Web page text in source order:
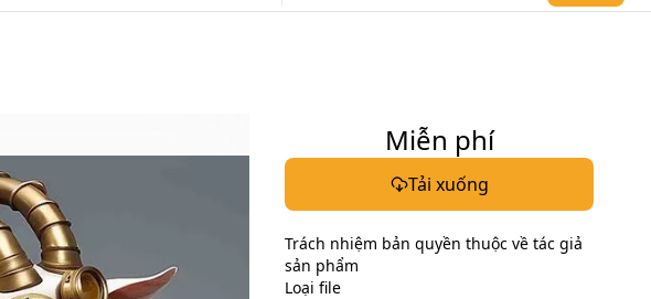
Miễn phí
Tải xuống
Trách nhiệm bản quyền thuộc về tác giả
sản phẩm
Loại file